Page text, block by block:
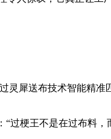
犀送布技术智能精准
梗王不是在过布料，